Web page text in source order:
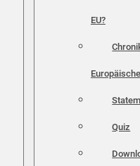
EU?
Quiz